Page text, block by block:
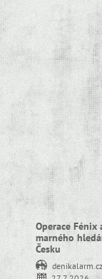
Operace
marného
Česku
denikalarm.cz